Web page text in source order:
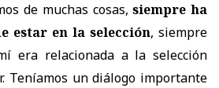
de muchas cosas,siempre ha
estar en la selección, siempre
era relacionada a la selección
Teníamos un diálogo importante